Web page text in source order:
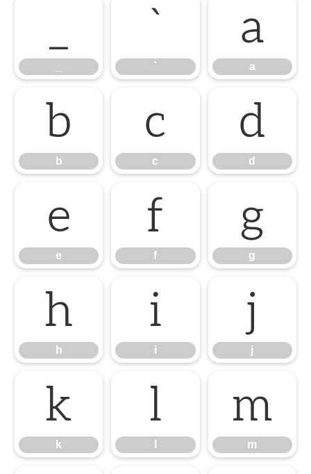
`
`
a
a
b
b
c
c
d
d
e
e
f
f
g
g
h
h
i
i
j
j
k
k
l m
m